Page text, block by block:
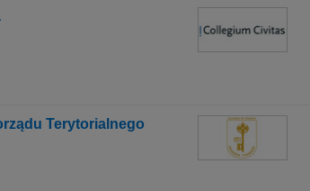
Terytorialnego